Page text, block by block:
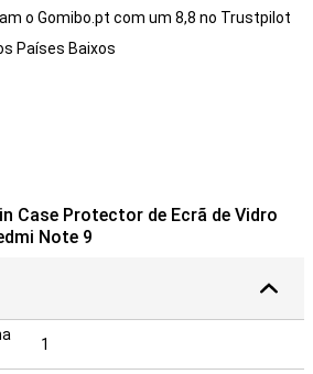
o Gomibo.pt com um 8,8 no Trustpilot
Países Baixos
Case Protector de Ecrã de Vidro
Note 9
1